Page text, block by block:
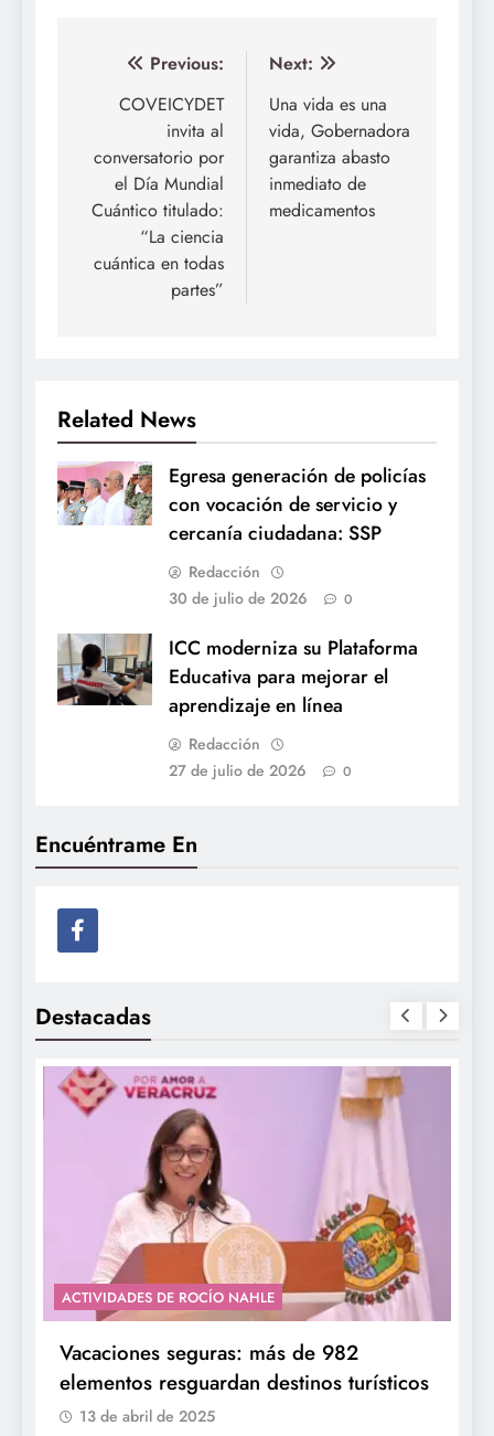
Encuéntrame En
Destacadas
ACTIVIDADES DE ROCÍO NAHLE
Vacaciones seguras: más de 982
elementos resguardan destinos turísticos
13 de abril de 2025
Navegación
entradas
Previous:
COVEICYDET
invita al
conversatorio por
el Día Mundial
Cuántico titulado:
“La ciencia
cuántica en todas
partes”
Next:
Una vida es una
vida, Gobernadora
garantiza abasto
inmediato de
medicamentos
Related News
Egresa generación de policías
con vocación de servicio y
cercanía ciudadana: SSP
Redacción
30 de julio de 2026
0
ICC moderniza su Plataforma
Educativa para mejorar el
aprendizaje en línea
Redacción
27 de julio de 2026
0